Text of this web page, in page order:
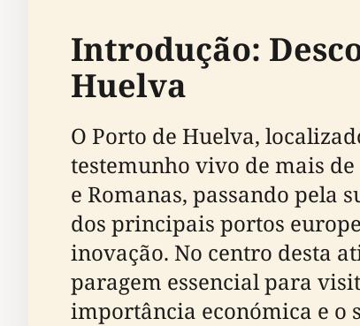
Introdução:
Huelva
O Porto de Huelva,
testemunho vivo de mais
e Romanas, passando pela
dos principais portos
inovação. No centro desta
paragem essencial para
importância económica e o